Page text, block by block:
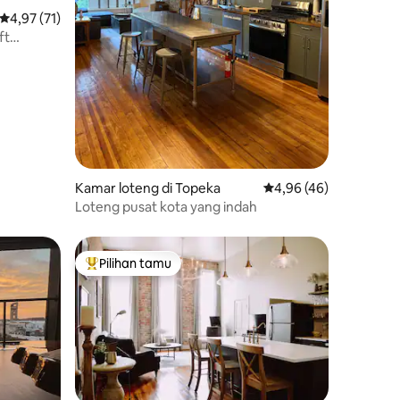
Nilai rata-rata 4,97 dari 5, 71 ulasan
4,97 (71)
Kamar loteng di Topeka Nilai rata-rata 4,96
4,96 (46)
Loteng pusat kota yang indah
Pilihan tamu terpopuler
Pilihan tamu